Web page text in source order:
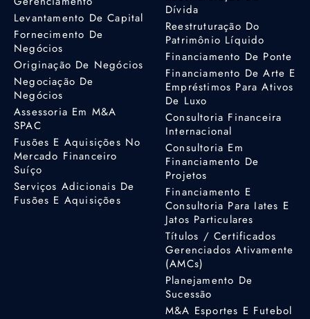
Levantamento De Capital
Fornecimento De
Negócios
Originação De Negócios
Negociação De
Negócios
Assessoria Em M&A
SPAC
Fusões E Aquisições No
Mercado Financeiro
Suíço
Serviços Adicionais De
Fusões E Aquisições
Dívida
Reestruturação Do
Patrimônio Líquido
Financiamento De Ponte
Financiamento De Arte E
Empréstimos Para Ativos
De Luxo
Consultoria Financeira
Internacional
Consultoria Em
Financiamento De
Projetos
Financiamento E
Consultoria Para Iates E
Jatos Particulares
Títulos / Certificados
Gerenciados Ativamente
(AMCs)
Planejamento De
Sucessão
M&A Esportes E Futebol